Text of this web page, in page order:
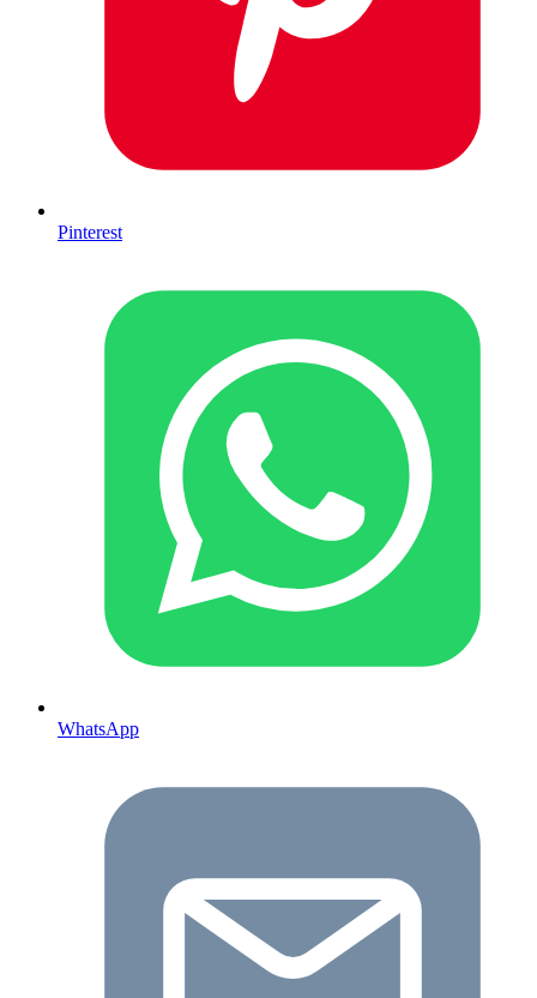
Pinterest
WhatsApp